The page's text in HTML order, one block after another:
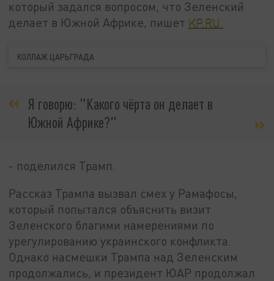
который задался вопросом, что Зеленский
делает в Южной Африке, пишет KP.RU.
КОЛЛАЖ ЦАРЬГРАДА
Я говорю: "Какого чёрта он делает в
Южной Африке?"
- поделился Трамп.
Рассказ Трампа вызвал смех у Рамафосы,
который попытался объяснить визит
Зеленского благими намерениями по
урегулированию украинского конфликта.
Однако насмешки Трампа над Зеленским
продолжались, и президент ЮАР продолжал